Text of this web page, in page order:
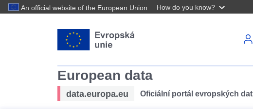
An official website of the European Union How do you know?
European data
data.europa.eu Oficiální portál evropských dat